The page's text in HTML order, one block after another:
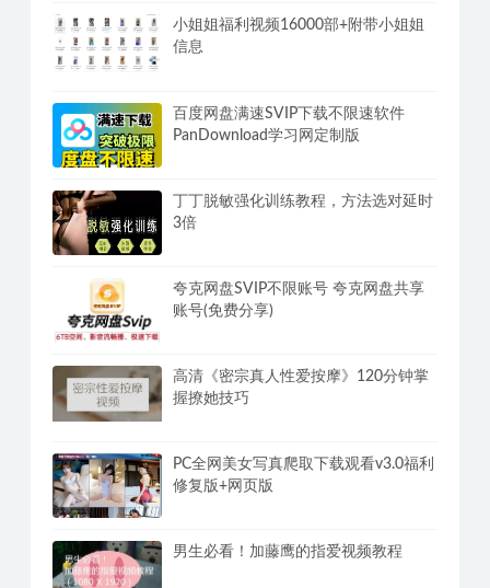
小姐姐福利视频16000部+附带小姐姐
信息
百度网盘满速SVIP下载不限速软件
PanDownload学习网定制版
丁丁脱敏强化训练教程，方法选对延时
3倍
夸克网盘SVIP不限账号 夸克网盘共享
账号(免费分享)
高清《密宗真人性爱按摩》120分钟掌
握撩她技巧
PC全网美女写真爬取下载观看v3.0福利
修复版+网页版
男生必看！加藤鹰的指爱视频教程